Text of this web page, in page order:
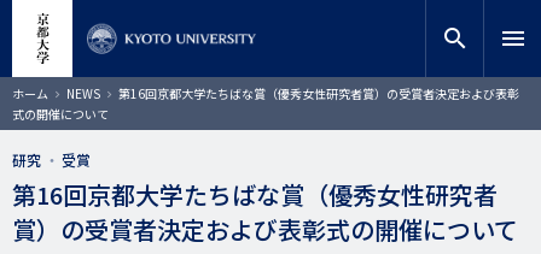
コ
ン
テ
ン
ツ
に
移
サイト内検索
検索
search menu
ホーム NEWS
第16回京都大学たちばな賞（優秀女性研究者賞）の受賞者決定および表彰
式の開催について
研究 受賞
第16回京都大学たちばな賞（優秀女性研究者
賞）の受賞者決定および表彰式の開催について